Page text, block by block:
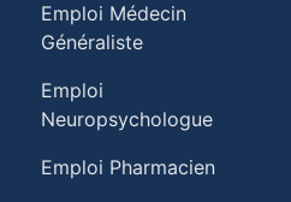
Emploi Médecin
Généraliste
Emploi
Neuropsychologue
Emploi Pharmacien